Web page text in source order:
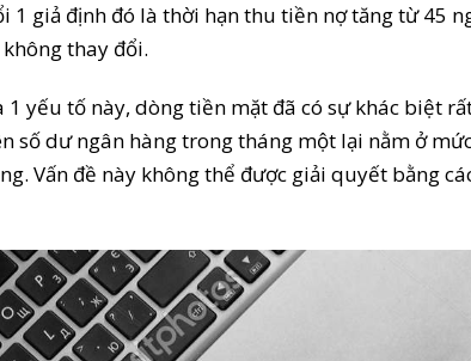
1 giả định đó là thời hạn thu tiền nợ tăng từ 45
thay đổi.
yếu tố này, dòng tiền mặt đã có sự khác biệt
số dư ngân hàng trong tháng một lại nằm ở
Vấn đề này không thể được giải quyết bằng